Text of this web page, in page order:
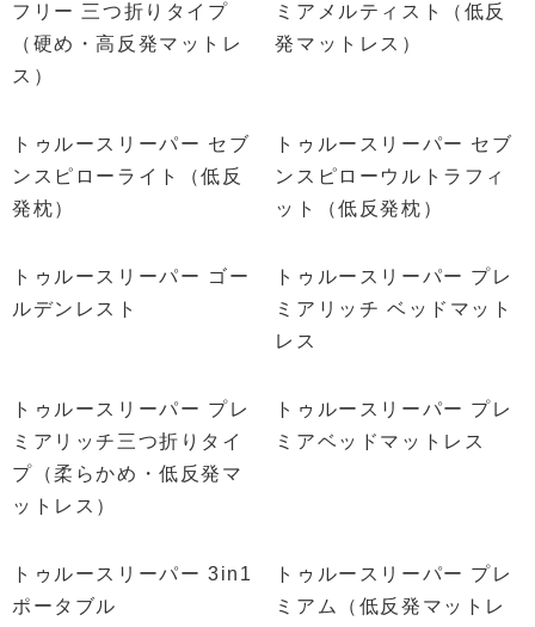
フリー 三つ折りタイプ
（硬め・高反発マットレ
ス）
ミアメルティスト（低反
発マットレス）
トゥルースリーパー セブ
ンスピローライト（低反
発枕）
トゥルースリーパー セブ
ンスピローウルトラフィ
ット（低反発枕）
トゥルースリーパー ゴー
ルデンレスト
トゥルースリーパー プレ
ミアリッチ ベッドマット
レス
トゥルースリーパー プレ
ミアリッチ三つ折りタイ
プ（柔らかめ・低反発マ
ットレス）
トゥルースリーパー プレ
ミアベッドマットレス
トゥルースリーパー 3in1
ポータブル
トゥルースリーパー プレ
ミアム（低反発マットレ